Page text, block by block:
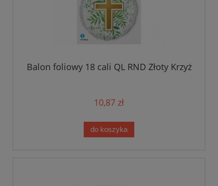
Balon foliowy 18 cali QL RND Złoty Krzyż
10,87 zł
do koszyka